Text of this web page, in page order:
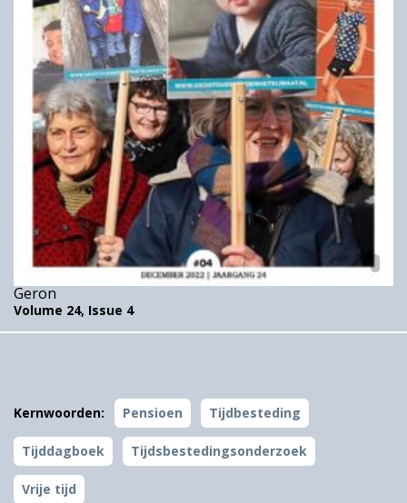
Geron
Volume 24, Issue 4
Kernwoorden: Pensioen Tijdbesteding
Tijddagboek Tijdsbestedingsonderzoek
Vrije tijd